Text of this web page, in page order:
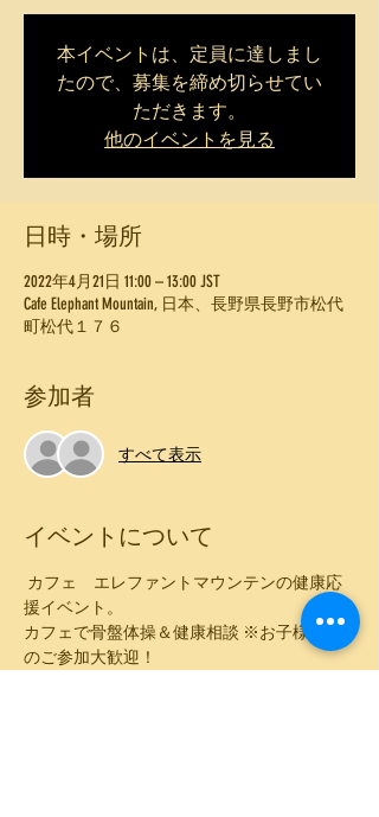
本イベントは、定員に達しまし
たので、募集を締め切らせてい
ただきます。
他のイベントを見る
日時・場所
2022年4月21日 11:00 – 13:00 JST
Cafe Elephant Mountain, 日本、長野県長野市松代
町松代１７６
参加者
すべて表示
イベントについて
カフェ　エレファントマウンテンの健康応
援イベント。
カフェで骨盤体操＆健康相談 ※お子様連れ
のご参加大歓迎！